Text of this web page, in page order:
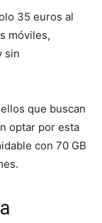
35 euros al
móviles,
sin
que buscan
optar por esta
con 70 GB